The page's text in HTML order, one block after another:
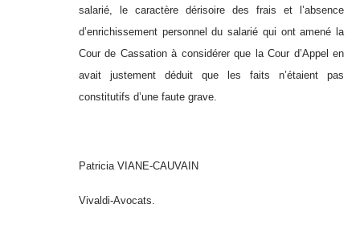
salarié, le caractère dérisoire des frais et l’absence
d’enrichissement personnel du salarié qui ont amené la
Cour de Cassation à considérer que la Cour d’Appel en
avait justement déduit que les faits n’étaient pas
constitutifs d’une faute grave.
Patricia VIANE-CAUVAIN
Vivaldi-Avocats.